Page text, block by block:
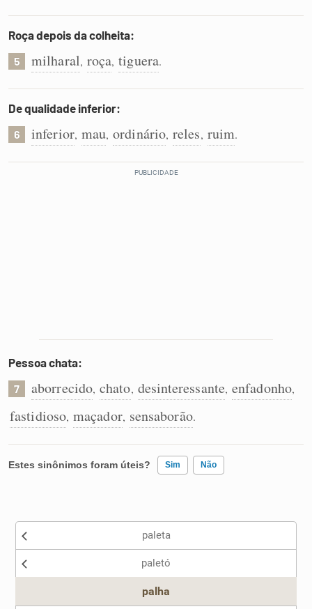
Roça depois da colheita:
5 milharal, roça, tiguera.
De qualidade inferior:
6 inferior, mau, ordinário, reles, ruim.
Pessoa chata:
7 aborrecido, chato, desinteressante, enfadonho,
fastidioso, maçador, sensaborão.
Estes sinônimos foram úteis? Sim Não
Nenhum dos sinônimos apresentados me ajudou
paleta
paletó
palha